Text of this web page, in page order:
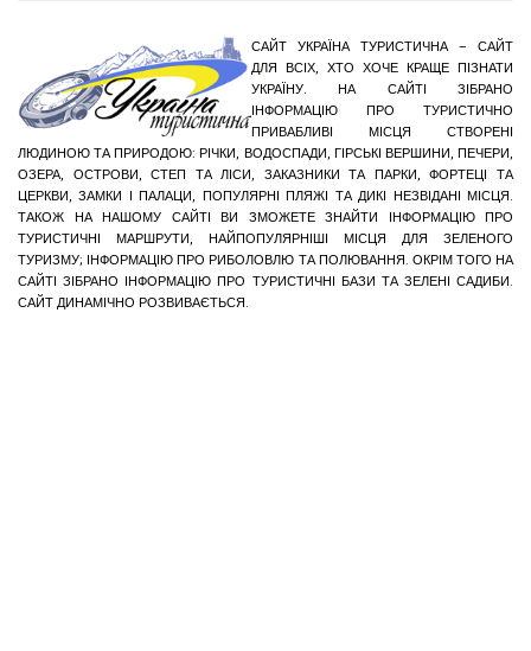
САЙТ УКРАЇНА ТУРИСТИЧНА – САЙТ
ДЛЯ ВСІХ, ХТО ХОЧЕ КРАЩЕ ПІЗНАТИ
УКРАЇНУ. НА САЙТІ ЗІБРАНО
ІНФОРМАЦІЮ ПРО ТУРИСТИЧНО
ПРИВАБЛИВІ МІСЦЯ СТВОРЕНІ
ЛЮДИНОЮ ТА ПРИРОДОЮ: РІЧКИ, ВОДОСПАДИ, ГІРСЬКІ ВЕРШИНИ, ПЕЧЕРИ,
ОЗЕРА, ОСТРОВИ, СТЕП ТА ЛІСИ, ЗАКАЗНИКИ ТА ПАРКИ, ФОРТЕЦІ ТА
ЦЕРКВИ, ЗАМКИ І ПАЛАЦИ, ПОПУЛЯРНІ ПЛЯЖІ ТА ДИКІ НЕЗВІДАНІ МІСЦЯ.
ТАКОЖ НА НАШОМУ САЙТІ ВИ ЗМОЖЕТЕ ЗНАЙТИ ІНФОРМАЦІЮ ПРО
ТУРИСТИЧНІ МАРШРУТИ, НАЙПОПУЛЯРНІШІ МІСЦЯ ДЛЯ ЗЕЛЕНОГО
ТУРИЗМУ; ІНФОРМАЦІЮ ПРО РИБОЛОВЛЮ ТА ПОЛЮВАННЯ. ОКРІМ ТОГО НА
САЙТІ ЗІБРАНО ІНФОРМАЦІЮ ПРО ТУРИСТИЧНІ БАЗИ ТА ЗЕЛЕНІ САДИБИ.
САЙТ ДИНАМІЧНО РОЗВИВАЄТЬСЯ.